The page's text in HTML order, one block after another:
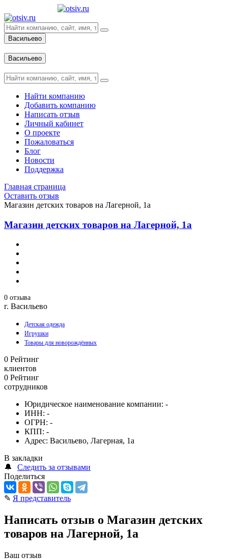
Васильево
Васильево
Найти компанию
Добавить компанию
Написать отзыв
Личный кабинет
О проекте
Пожаловаться
Блог
Новости
Поддержка
Главная страница
Оставить отзыв
Магазин детских товаров на Лагерной, 1а
Магазин детских товаров на Лагерной, 1а
0 отзыва
г. Васильево
Детская одежда
Игрушки
Товары для новорождённых
0 Рейтинг
клиентов
0 Рейтинг
сотрудников
Юридическое наименование компании: -
ИНН: -
ОГРН: -
КПП: -
Адрес: Васильево, Лагерная, 1а
В закладки
🔔
Следить за отзывами
Поделиться
✎ Я представитель
Написать отзыв о Магазин детских
товаров на Лагерной, 1а
Ваш отзыв